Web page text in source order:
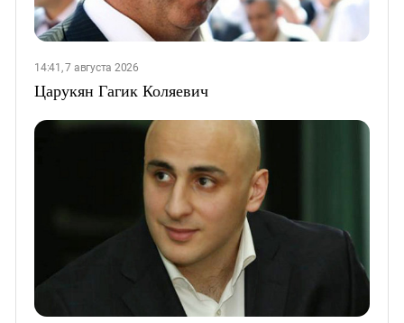
14:41, 7 августа 2026
Царукян Гагик Коляевич